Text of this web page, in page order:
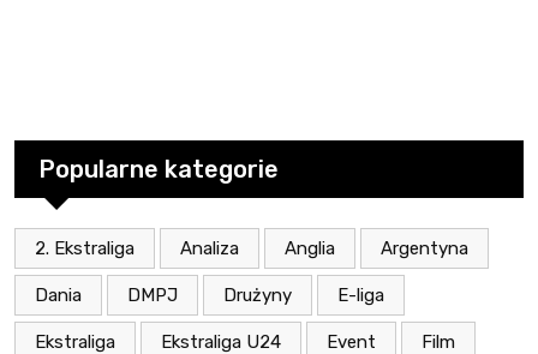
Popularne kategorie
2. Ekstraliga Analiza Anglia Argentyna
Dania DMPJ Drużyny E-liga
Ekstraliga Ekstraliga U24 Event Film